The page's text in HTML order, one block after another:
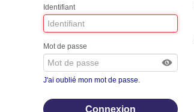
Identifiant
Mot de passe
J'ai oublié mon mot de passe.